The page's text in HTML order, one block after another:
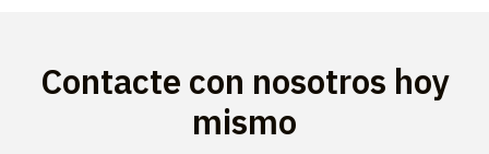
Contacte con nosotros hoy
mismo